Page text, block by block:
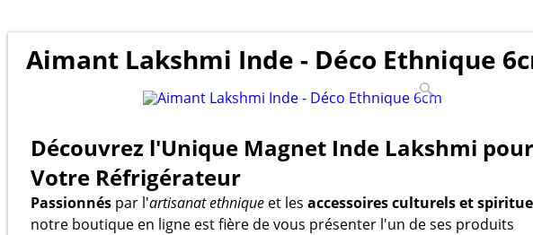
Aimant Lakshmi Inde - Déco Ethnique
Découvrez l'Unique Magnet Inde Lakshmi pour
Votre Réfrigérateur
Passionnés par l'artisanat ethnique et les accessoires culturels et
notre boutique en ligne est fière de vous présenter l'un de ses produits